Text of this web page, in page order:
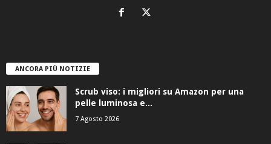
ANCORA PIÙ NOTIZIE
Scrub viso: i migliori su Amazon per una
pelle luminosa e...
7 Agosto 2026